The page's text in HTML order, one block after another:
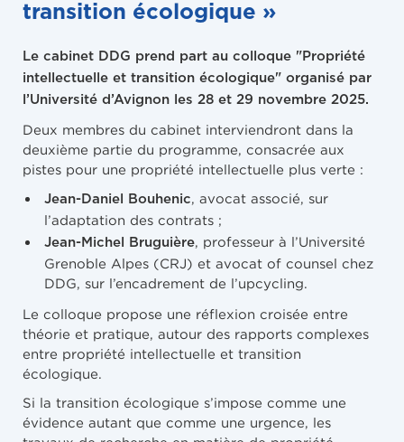
transition écologique »
Le cabinet DDG prend part au colloque "Propriété
intellectuelle et transition écologique" organisé par
l’Université d’Avignon les 28 et 29 novembre 2025.
Deux membres du cabinet interviendront dans la
deuxième partie du programme, consacrée aux
pistes pour une propriété intellectuelle plus verte :
Jean-Daniel Bouhenic , avocat associé, sur
l’adaptation des contrats ;
Jean-Michel Bruguière , professeur à l’Université
Grenoble Alpes (CRJ) et avocat of counsel chez
DDG, sur l’encadrement de l’upcycling.
Le colloque propose une réflexion croisée entre
théorie et pratique, autour des rapports complexes
entre propriété intellectuelle et transition
écologique.
Si la transition écologique s’impose comme une
évidence autant que comme une urgence, les